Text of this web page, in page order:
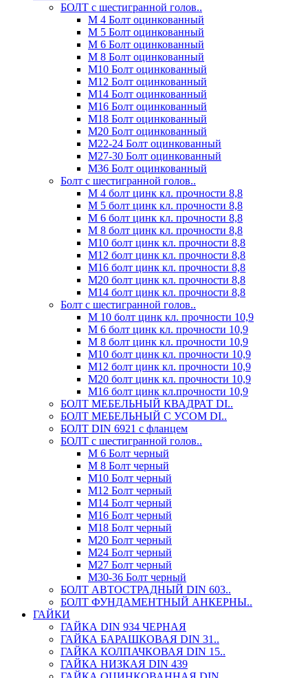
БОЛТ с шестигранной голов..
М 4 Болт оцинкованный
М 5 Болт оцинкованный
М 6 Болт оцинкованный
М 8 Болт оцинкованный
М10 Болт оцинкованный
М12 Болт оцинкованный
М14 Болт оцинкованный
М16 Болт оцинкованный
М18 Болт оцинкованный
М20 Болт оцинкованный
М22-24 Болт оцинкованный
М27-30 Болт оцинкованный
М36 Болт оцинкованный
Болт с шестигранной голов..
М 4 болт цинк кл. прочности 8,8
М 5 болт цинк кл. прочности 8,8
М 6 болт цинк кл. прочности 8,8
М 8 болт цинк кл. прочности 8,8
М10 болт цинк кл. прочности 8,8
М12 болт цинк кл. прочности 8,8
М16 болт цинк кл. прочности 8,8
М20 болт цинк кл. прочности 8,8
М14 болт цинк кл. прочности 8,8
Болт с шестигранной голов..
М 10 болт цинк кл. прочности 10,9
М 6 болт цинк кл. прочности 10,9
М 8 болт цинк кл. прочности 10,9
М10 болт цинк кл. прочности 10,9
М12 болт цинк кл. прочности 10,9
М20 болт цинк кл. прочности 10,9
М16 болт цинк кл.прочности 10,9
БОЛТ МЕБЕЛЬНЫЙ КВАДРАТ DI..
БОЛТ МЕБЕЛЬНЫЙ С УСОМ DI..
БОЛТ DIN 6921 c фланцем
БОЛТ с шестигранной голов..
М 6 Болт черный
М 8 Болт черный
М10 Болт черный
М12 Болт черный
М14 Болт черный
М16 Болт черный
М18 Болт черный
М20 Болт черный
М24 Болт черный
М27 Болт черный
М30-36 Болт черный
БОЛТ АВТОСТРАДНЫЙ DIN 603..
БОЛТ ФУНДАМЕНТНЫЙ АНКЕРНЫ..
ГАЙКИ
ГАЙКА DIN 934 ЧЕРНАЯ
ГАЙКА БАРАШКОВАЯ DIN 31..
ГАЙКА КОЛПАЧКОВАЯ DIN 15..
ГАЙКА НИЗКАЯ DIN 439